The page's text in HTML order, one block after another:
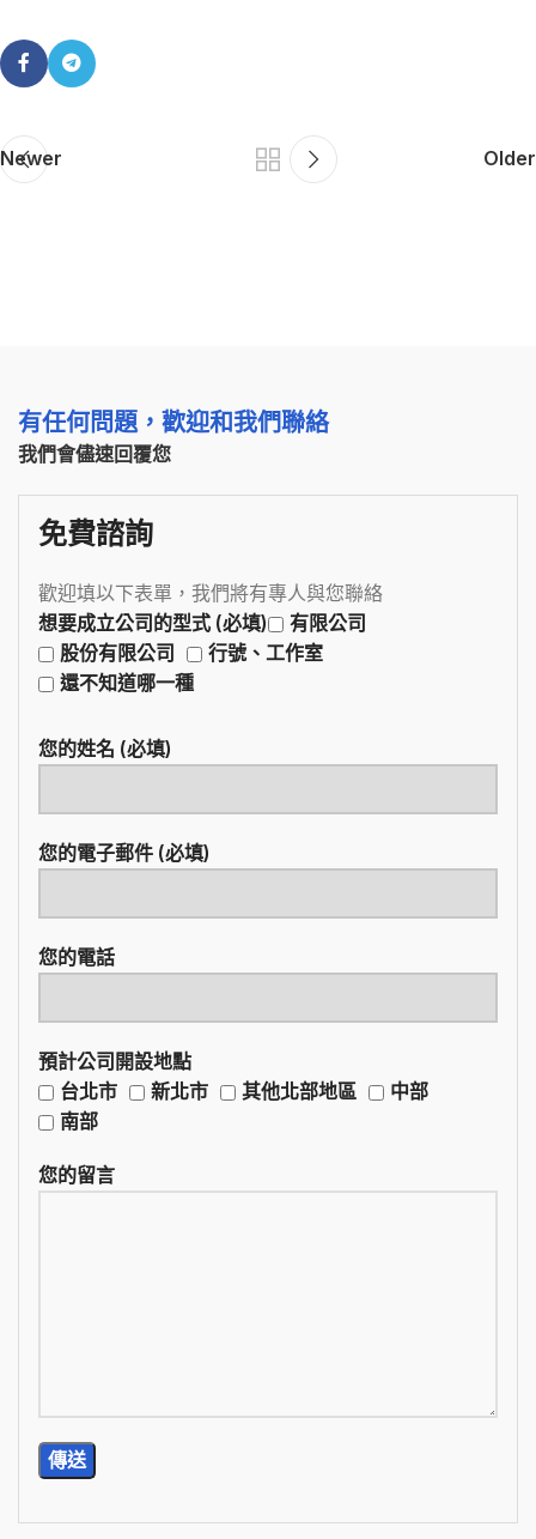
Newer Older
有任何問題，歡迎和我們聯絡
我們會儘速回覆您
免費諮詢
歡迎填以下表單，我們將有專人與您聯絡
想要成立公司的型式 (必填)
有限公司
股份有限公司
行號、工作室
還不知道哪一種
您的姓名 (必填)
您的電子郵件 (必填)
您的電話
預計公司開設地點
台北市
新北市 其他北部地區
中部
南部
您的留言